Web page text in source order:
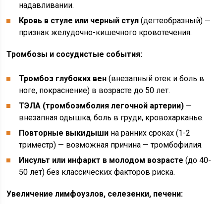
надавливании.
Кровь в стуле или черный стул (дегтеобразный) —
признак желудочно-кишечного кровотечения.
Тромбозы и сосудистые события:
Тромбоз глубоких вен (внезапный отек и боль в
ноге, покраснение) в возрасте до 50 лет.
ТЭЛА (тромбоэмболия легочной артерии) —
внезапная одышка, боль в груди, кровохарканье.
Повторные выкидыши на ранних сроках (1-2
триместр) — возможная причина — тромбофилия.
Инсульт или инфаркт в молодом возрасте (до 40-
50 лет) без классических факторов риска.
Увеличение лимфоузлов, селезенки, печени: